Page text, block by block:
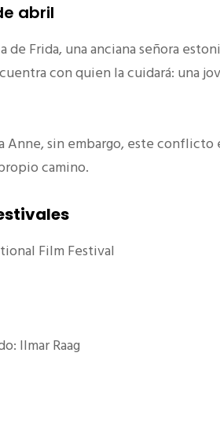
abril
de Frida, una anciana señora
con quien la cuidará: una
Anne, sin embargo, este
camino.
Film Festival
Ilmar Raag